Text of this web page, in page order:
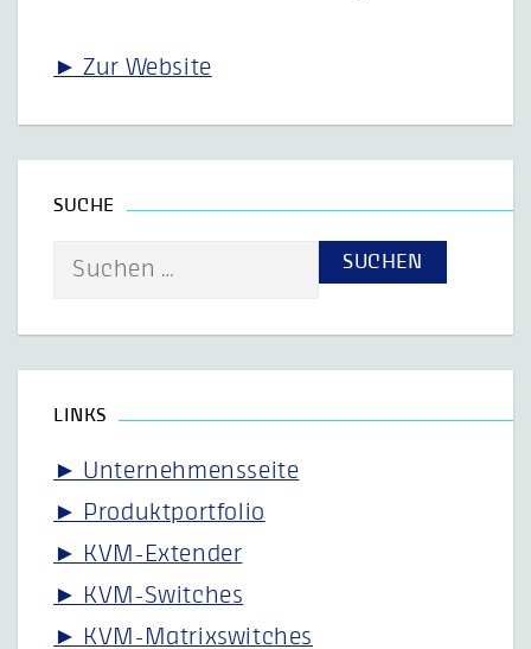
► Zur Website
SUCHE
Suche
LINKS
► Unternehmensseite
► Produktportfolio
► KVM-Extender
► KVM-Switches
► KVM-Matrixswitches